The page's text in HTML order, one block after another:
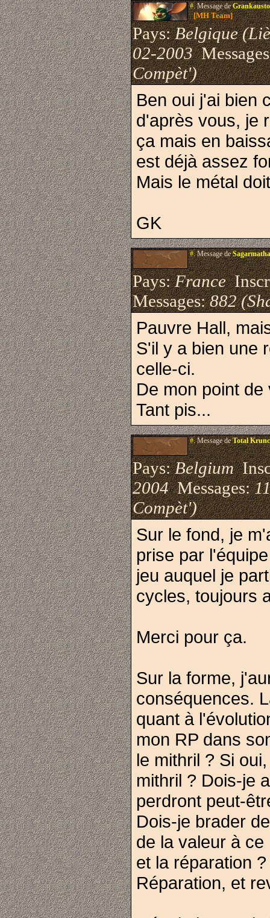
#.Message deGrankausto
[MH Team]
Pays:Belgique
02-2003
Compèt')
Ben oui j'ai bien
d'après vous, je
ça mais en
est déjà assez
Mais le métal
GK
#.Message deSagarmatha
Pays:France
Messages:882
Pauvre Hall,
S'il y a bien une
celle-ci.
De mon point
Tant pis...
#.Message deTotal
Pays:Belgium
2004Messages:
Compèt')
Sur le fond, je
prise par
jeu auquel je
cycles, toujours
Merci pour ça.
Sur la forme,
conséquences.
quant à
mon RP dans
le mithril ? Si
mithril ? Dois-je
perdront peut-
Dois-je brader
de la valeur à
et la réparation
Réparation, et